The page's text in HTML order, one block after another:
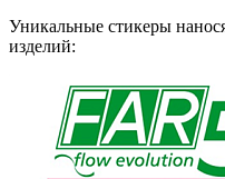
Уникальные стикеры
изделий: